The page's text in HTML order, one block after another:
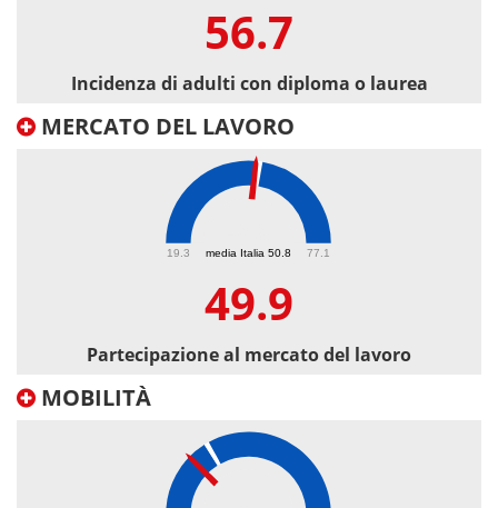
56.7
Incidenza di adulti con diploma o laurea
MERCATO DEL LAVORO
media Italia 50.8
19.3 77.1
49.9
Partecipazione al mercato del lavoro
MOBILITÀ